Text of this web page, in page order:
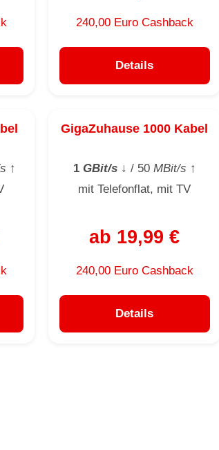
240,00 Euro Cashback
Details
↑
GigaZuhause 1000 Kabel
1GBit/s↓ / 50MBit/s ↑
mit Telefonflat, mit TV
ab 19,99 €
240,00 Euro Cashback
Details